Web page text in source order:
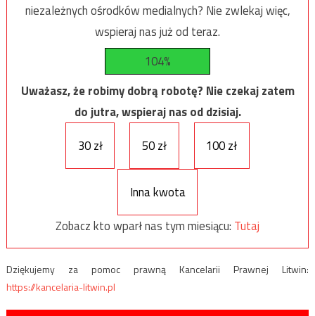
niezależnych ośrodków medialnych? Nie zwlekaj więc,
wspieraj nas już od teraz.
104%
Uważasz, że robimy dobrą robotę? Nie czekaj zatem
do jutra, wspieraj nas od dzisiaj.
30 zł
50 zł 100 zł
Inna kwota
Zobacz kto wparł nas tym miesiącu: Tutaj
Dziękujemy za pomoc prawną Kancelarii Prawnej Litwin:
https://kancelaria-litwin.pl